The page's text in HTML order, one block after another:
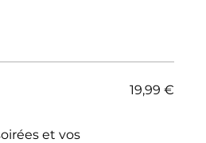
et vos
19,99 €